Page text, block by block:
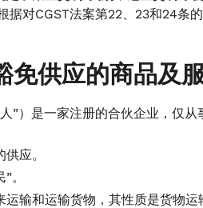
据对CGST法案第22、23和24条
免供应的商品及
”）是一家注册的合伙企业，仅
应。
。
输和运输货物，其性质是货物运